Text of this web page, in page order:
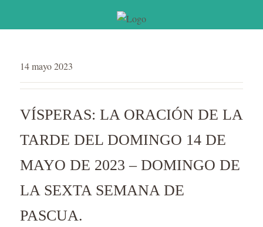
14 mayo 2023
VÍSPERAS: LA ORACIÓN DE LA
TARDE DEL DOMINGO 14 DE
MAYO DE 2023 – DOMINGO DE
LA SEXTA SEMANA DE
PASCUA.